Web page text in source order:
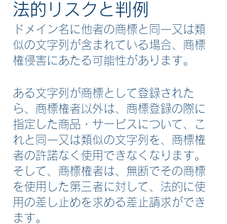
法的リスクと判例
ドメイン名に他者の商標と同一又は類
似の文字列が含まれている場合、商標
権侵害にあたる可能性があります。
ある文字列が商標として登録された
ら、商標権者以外は、商標登録の際に
指定した商品・サービスについて、こ
れと同一又は類似の文字列を、商標権
者の許諾なく使用できなくなります。
そして、商標権者は、無断でその商標
を使用した第三者に対して、法的に使
用の差し止めを求める差止請求ができ
ます。